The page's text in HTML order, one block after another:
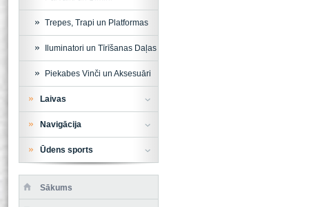
Trepes, Trapi un Platformas
Iluminatori un Tīrīšanas Daļas
Piekabes Vinči un Aksesuāri
Laivas
Navigācija
Ūdens sports
Sākums